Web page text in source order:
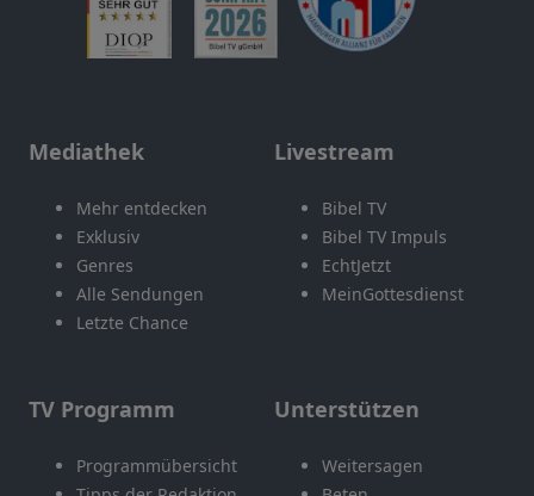
Mediathek
Mehr entdecken
Exklusiv
Genres
Alle Sendungen
Letzte Chance
Livestream
Bibel TV
Bibel TV Impuls
EchtJetzt
MeinGottesdienst
TV Programm
Programmübersicht
Unterstützen
Weitersagen